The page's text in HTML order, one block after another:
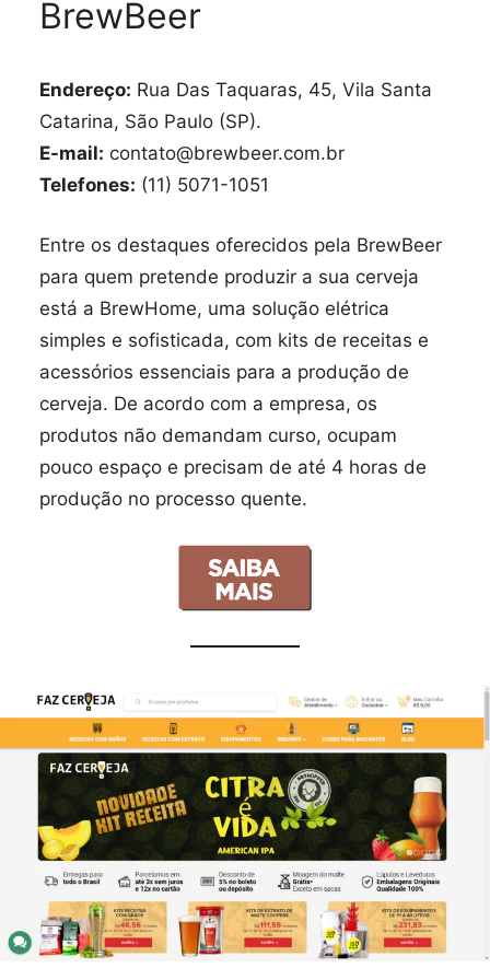
BrewBeer
Endereço: Rua Das Taquaras, 45, Vila Santa
Catarina, São Paulo (SP).
E-mail: contato@brewbeer.com.br
Telefones: (11) 5071-1051
Entre os destaques oferecidos pela BrewBeer
para quem pretende produzir a sua cerveja
está a BrewHome, uma solução elétrica
simples e sofisticada, com kits de receitas e
acessórios essenciais para a produção de
cerveja. De acordo com a empresa, os
produtos não demandam curso, ocupam
pouco espaço e precisam de até 4 horas de
produção no processo quente.